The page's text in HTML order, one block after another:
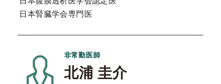
日本腎臓学会専門医
非常勤医師
北浦 圭介